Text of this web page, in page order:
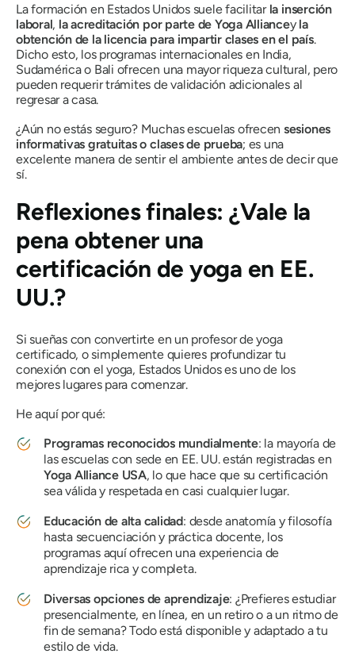
La formación en Estados Unidos suele facilitar la inserción
laboral, la acreditación por parte de Yoga Alliancey la
obtención de la licencia para impartir clases en el país.
Dicho esto, los programas internacionales en India,
Sudamérica o Bali ofrecen una mayor riqueza cultural, pero
pueden requerir trámites de validación adicionales al
regresar a casa.
¿Aún no estás seguro? Muchas escuelas ofrecen sesiones
informativas gratuitas o clases de prueba; es una
excelente manera de sentir el ambiente antes de decir que
sí.
Reflexiones finales: ¿Vale la
pena obtener una
certificación de yoga en EE.
UU.?
Si sueñas con convertirte en un profesor de yoga
certificado, o simplemente quieres profundizar tu
conexión con el yoga, Estados Unidos es uno de los
mejores lugares para comenzar.
He aquí por qué:
Programas reconocidos mundialmente: la mayoría de
las escuelas con sede en EE. UU. están registradas en
Yoga Alliance USA, lo que hace que su certificación
sea válida y respetada en casi cualquier lugar.
Educación de alta calidad: desde anatomía y filosofía
hasta secuenciación y práctica docente, los
programas aquí ofrecen una experiencia de
aprendizaje rica y completa.
Diversas opciones de aprendizaje: ¿Prefieres estudiar
presencialmente, en línea, en un retiro o a un ritmo de
fin de semana? Todo está disponible y adaptado a tu
estilo de vida.